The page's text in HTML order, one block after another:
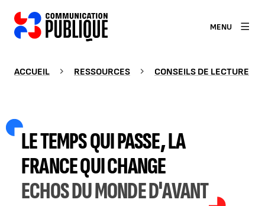
MENU
ACCUEIL RESSOURCES CONSEILS DE LECTURE
LE TEMPS QUI PASSE, LA
FRANCE QUI CHANGE
ECHOS DU MONDE D'AVANT